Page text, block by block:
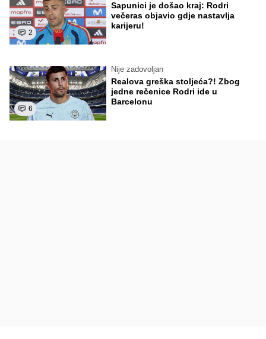
2
Sapunici je došao kraj: Rodri
večeras objavio gdje nastavlja
karijeru!
6
Nije zadovoljan
Realova greška stoljeća?! Zbog
jedne rečenice Rodri ide u
Barcelonu